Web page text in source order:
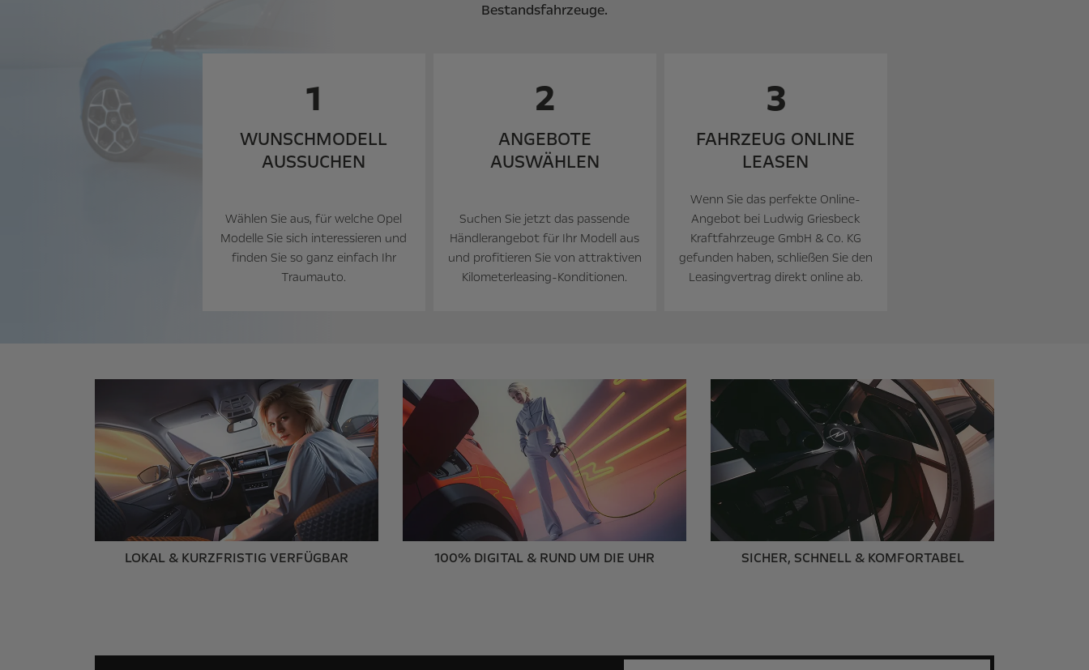
Bestandsfahrzeuge.
1
WUNSCH­MODELL
AUSSUCHEN
Wählen Sie aus, für welche Opel
Modelle Sie sich interessieren und
finden Sie so ganz einfach Ihr
Traumauto.
2
ANGEBOTE
AUSWÄHLEN
Suchen Sie jetzt das passende
Händlerangebot für Ihr Modell aus
und profitieren Sie von attraktiven
Kilometerleasing-Konditionen.
3
FAHRZEUG ONLINE
LEASEN
Wenn Sie das perfekte Online-
Angebot bei Ludwig Griesbeck
Kraftfahrzeuge GmbH & Co. KG
gefunden haben, schließen Sie den
Leasingvertrag direkt online ab.
LOKAL & KURZFRISTIG VERFÜGBAR 100% DIGITAL & RUND UM DIE UHR SICHER, SCHNELL & KOMFORTABEL